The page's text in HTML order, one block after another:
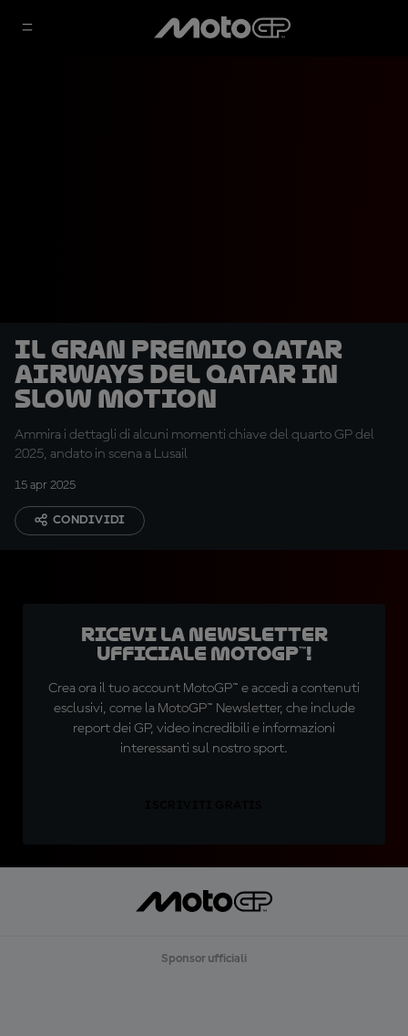
Il Gran Premio Qatar
Airways del Qatar in
slow motion
Ammira i dettagli di alcuni momenti chiave del quarto GP del
2025, andato in scena a Lusail
15 apr 2025
CONDIVIDI
Ricevi la newsletter
ufficiale MotoGP™!
Crea ora il tuo account MotoGP™ e accedi a contenuti
esclusivi, come la MotoGP™ Newsletter, che include
report dei GP, video incredibili e informazioni
interessanti sul nostro sport.
Sponsor ufficiali